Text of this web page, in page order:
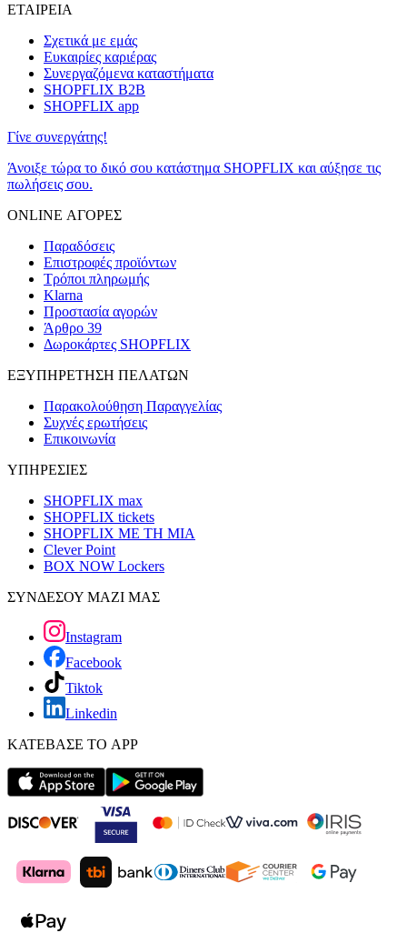
ΕΤΑΙΡΕΙΑ
Σχετικά με εμάς
Ευκαιρίες καριέρας
Συνεργαζόμενα καταστήματα
SHOPFLIX B2B
SHOPFLIX app
Γίνε συνεργάτης!
Άνοιξε τώρα το δικό σου κατάστημα SHOPFLIX και αύξησε τις
πωλήσεις σου.
ONLINE ΑΓΟΡΕΣ
Παραδόσεις
Επιστροφές προϊόντων
Τρόποι πληρωμής
Klarna
Προστασία αγορών
Άρθρο 39
Δωροκάρτες SHOPFLIX
ΕΞΥΠΗΡΕΤΗΣΗ ΠΕΛΑΤΩΝ
Παρακολούθηση Παραγγελίας
Συχνές ερωτήσεις
Επικοινωνία
ΥΠΗΡΕΣΙΕΣ
SHOPFLIX max
SHOPFLIX tickets
SHOPFLIX ΜΕ ΤΗ ΜΙΑ
Clever Point
BOX NOW Lockers
ΣΥΝΔΕΣΟΥ ΜΑΖΙ ΜΑΣ
Instagram
Facebook
Tiktok
Linkedin
ΚΑΤΕΒΑΣΕ ΤΟ APP